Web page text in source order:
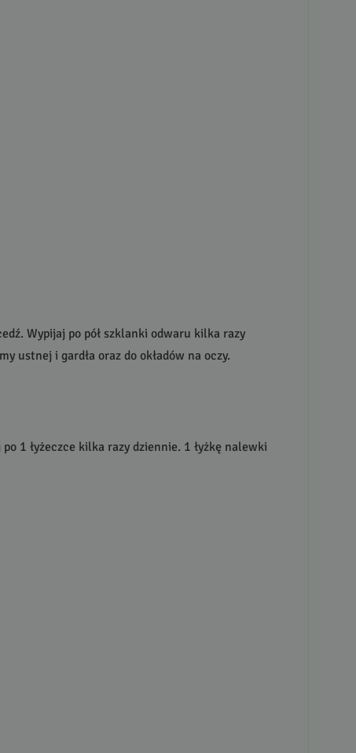
Wypijaj po pół szklanki odwaru kilka razy
ustnej i gardła oraz do okładów na oczy.
1 łyżeczce kilka razy dziennie. 1 łyżkę nalewki